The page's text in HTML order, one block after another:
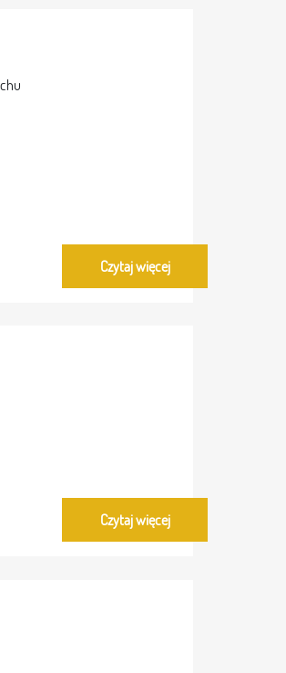
Czytaj więcej
Czytaj więcej